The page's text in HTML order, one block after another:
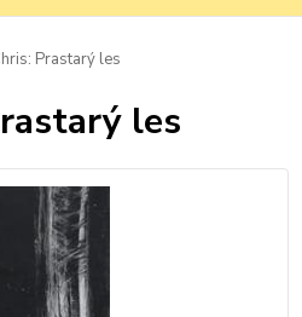
Prastarý les
les